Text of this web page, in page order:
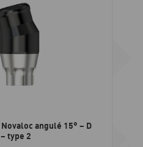
angulé 15° – D
type 2